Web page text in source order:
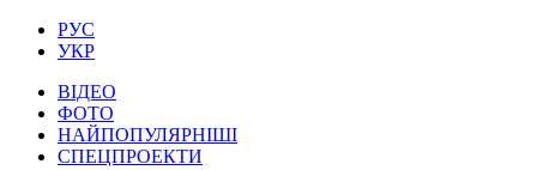
РУС
УКР
ВІДЕО
ФОТО
НАЙПОПУЛЯРНІШІ
СПЕЦПРОЕКТИ